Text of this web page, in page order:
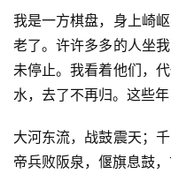
我是一方棋盘，身上崎
老了。许许多多的人坐
未停止。我看着他们，
水，去了不再归。这些
大河东流，战鼓震天；
帝兵败阪泉，偃旗息鼓